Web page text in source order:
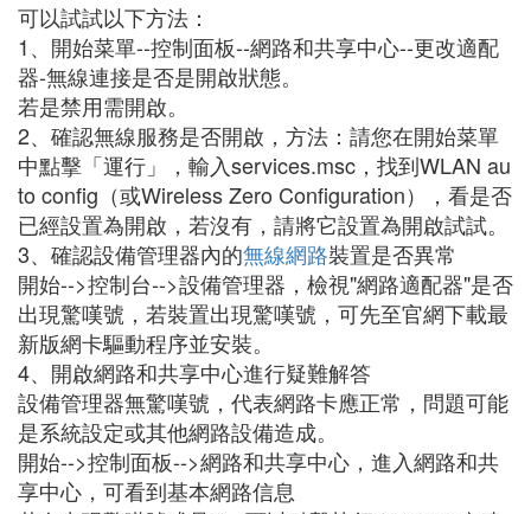
可以試試以下方法：
1、開始菜單--控制面板--網路和共享中心--更改適配
器-無線連接是否是開啟狀態。
若是禁用需開啟。
2、確認無線服務是否開啟，方法：請您在開始菜單
中點擊「運行」，輸入services.msc，找到WLAN au
to config（或Wireless Zero Configuration），看是否
已經設置為開啟，若沒有，請將它設置為開啟試試。
3、確認設備管理器內的無線網路裝置是否異常
開始-->控制台-->設備管理器，檢視"網路適配器"是否
出現驚嘆號，若裝置出現驚嘆號，可先至官網下載最
新版網卡驅動程序並安裝。
4、開啟網路和共享中心進行疑難解答
設備管理器無驚嘆號，代表網路卡應正常，問題可能
是系統設定或其他網路設備造成。
開始-->控制面板-->網路和共享中心，進入網路和共
享中心，可看到基本網路信息